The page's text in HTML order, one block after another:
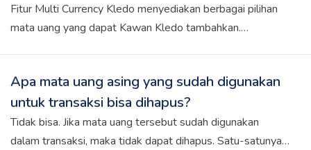
Fitur Multi Currency Kledo menyediakan berbagai pilihan
mata uang yang dapat Kawan Kledo tambahkan.
Swiss Franc CNY (CN¥) Chinese Yuan DKK (Dkr) Danish
Krone EUR (€) Euro GBP (£) British Pound Sterling HKD
(HK$) Hong Kong Dollar NR (₹) Indian Rupee JPY (¥)
Japanese Yen KRW (₩) South Korean Won KWD (KD)
Apa mata uang asing yang sudah digunakan
untuk transaksi bisa dihapus?
Tidak bisa. Jika mata uang tersebut sudah digunakan
dalam transaksi, maka tidak dapat dihapus. Satu-satunya